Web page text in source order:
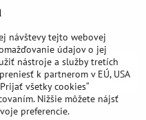
návštevy tejto webovej
údajov o jej
nástroje a služby tretích
k partnerom v EÚ, USA
všetky cookies“
Nižšie môžete nájsť
preferencie.